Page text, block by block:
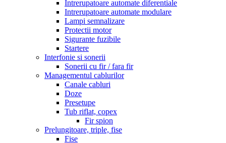
Intrerupatoare automate diferentiale
Intrerupatoare automate modulare
Lampi semnalizare
Protectii motor
Sigurante fuzibile
Startere
Interfonie si sonerii
Sonerii cu fir / fara fir
Managementul cablurilor
Canale cabluri
Doze
Presetupe
Tub riflat, copex
Fir spion
Prelungitoare, triple, fise
Fise